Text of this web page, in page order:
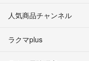
人気商品チャンネル
ラクマplus